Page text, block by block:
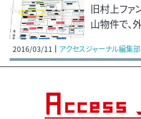
旧村上フ
山物件で、
2016/03/11 アクセスジャーナル編集部